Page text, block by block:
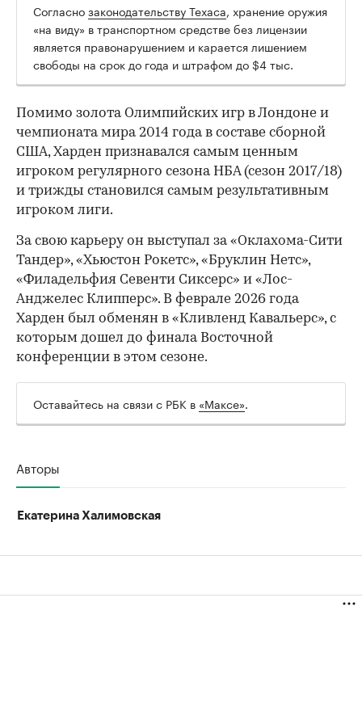
00:00 / 00:00
Согласнозаконодательству Техаса, хранение оружия
«на виду» в транспортном средстве без лицензии
является правонарушением и карается лишением
свободы на срок до года и штрафом до $4 тыс.
Помимо золота Олимпийских игр в Лондоне и
чемпионата мира 2014 года в составе сборной
США, Харден признавался самым ценным
игроком регулярного сезона НБА (сезон 2017/18)
и трижды становился самым результативным
игроком лиги.
За свою карьеру он выступал за «Оклахома-Сити
Тандер», «Хьюстон Рокетс», «Бруклин Нетс»,
«Филадельфия Севенти Сиксерс» и «Лос-
Анджелес Клипперс». В феврале 2026 года
Харден был обменян в «Кливленд Кавальерс», с
которым дошел до финала Восточной
конференции в этом сезоне.
Оставайтесь на связи с РБК в «Максе».
Авторы
Екатерина Халимовская